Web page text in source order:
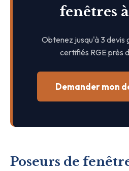
fenêtres à
Obtenez jusqu'à 3 devis
certifiés RGE près
Demander mon
Poseurs de